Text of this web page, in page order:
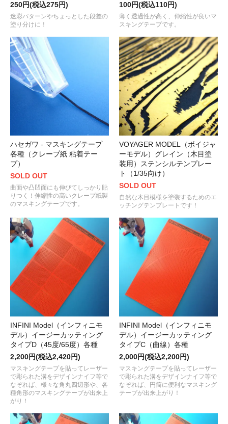
250円(税込275円)
迷彩パターンやちょっとした段差の
塗り分けに！
100円(税込110円)
薄く透過性が高く、伸縮性が良いマ
スキングテープです。
ハセガワ - マスキングテープ
各種（クレープ紙 粘着テー
プ）
SOLD OUT
曲面や凸凹面にも伸びてしっかり貼
りつく！伸縮性の高いクレープ紙製
のマスキングテープです。
VOYAGER MODEL（ボイジャ
ーモデル）グレイン（木目塗
装用）ステンシルテンプレー
ト（1/35向け）
SOLD OUT
自然な木目模様を塗装するためのエ
ッチングテンプレートです！
INFINI Model（インフィニモ
デル）イージーカッティング
タイプD（45度/65度）各種
2,200円(税込2,420円)
マスキングテープを貼ってレーザー
で彫られた溝をデザインナイフ等で
なぞれば、様々な角丸四辺形や、各
種角形のマスキングテープが出来上
がり！
INFINI Model（インフィニモ
デル）イージーカッティング
タイプC（曲線）各種
2,000円(税込2,200円)
マスキングテープを貼ってレーザー
で彫られた溝をデザインナイフ等で
なぞれば、円筒に便利なマスキング
テープが出来上がり！